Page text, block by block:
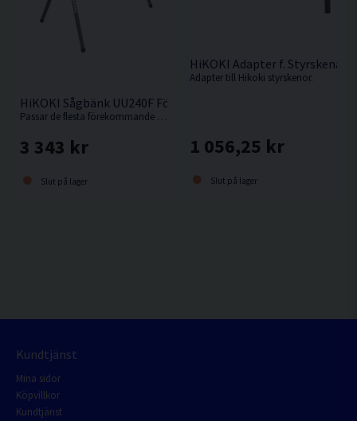
HiKOKI Sågbänk UU240F För Kap-/Gersåg
Passar de flesta förekommande kap-/gersågar.
3 343 kr
Slut på lager
HiKOKI Adapter f. Styrskena
Adapter till Hikoki styrskenor.
1 056,25 kr
Slut på lager
Kundtjänst
Mina sidor
Köpvillkor
Kundtjänst